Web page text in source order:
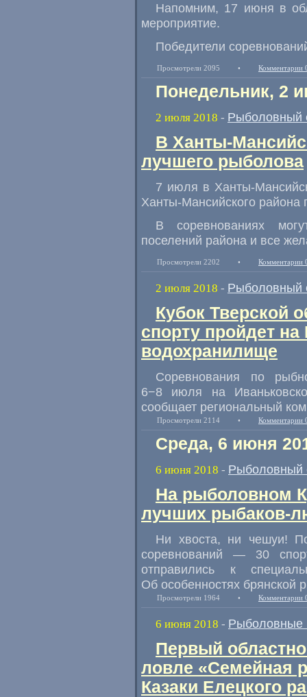
Напомним, 17 июня в
мероприятие.
Победители
Просмотрели 2095 • Комментарии
Понедельник, 2
2 июля 2018 - Рыболовный
В Ханты-
лучшего рыболова
7 июля в Ханты-
Ханты-Мансийского района
В соревнованиях
поселений района и все
Просмотрели 2202 • Комментарии
2 июля 2018 - Рыболовный
Кубок Тверской
спорту пройдет
водохранилище
Соревнования по
6−8 июля на
сообщает региональный
Просмотрели 2114 • Комментарии
Среда, 6 июня
6 июня 2018 - Рыболовный
На рыболовном
лучших рыбаков-
Ни хвоста, ни чешуи!
соревнований — 30
отправились к
Об особенностях брянской
Просмотрели 1964 • Комментарии
6 июня 2018 - Рыболовные
Первый
ловле «Семейная
Казаки Елецкого